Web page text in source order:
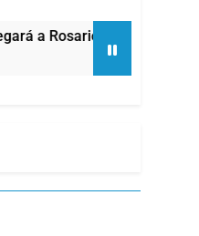
despedir a su padre Jorge